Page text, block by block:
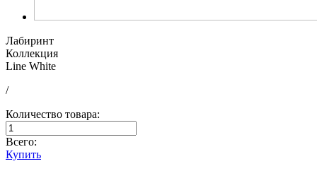
Лабиринт
Коллекция
Line White
/
Количество товара:
Всего:
Купить